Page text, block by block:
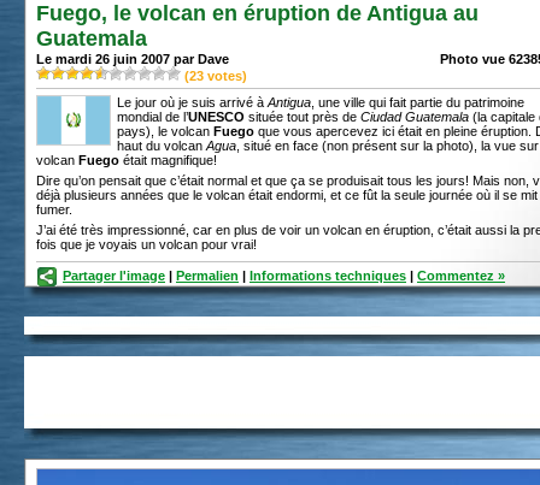
Fuego, le volcan en éruption de Antigua au
Guatemala
Photo vue
Le mardi 26 juin 2007 par Dave
(23 votes)
Le jour où je suis arrivé à Antigua , une ville qui fait partie du patrimoine
mondial de l’UNESCO située tout près de Ciudad Guatemala (la capitale
pays), le volcan Fuego que vous apercevez ici était en pleine éruption.
haut du volcan Agua , situé en face (non présent sur la photo), la vue
volcan Fuego était magnifique!
Dire qu’on pensait que c’était normal et que ça se produisait tous les jours! Mais non,
déjà plusieurs années que le volcan était endormi, et ce fût la seule journée où il se mit
fumer.
J’ai été très impressionné, car en plus de voir un volcan en éruption, c’était aussi la
fois que je voyais un volcan pour vrai!
Partager l'image | Permalien | Informations techniques | Commentez »